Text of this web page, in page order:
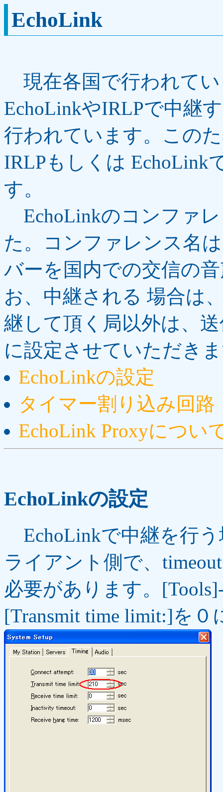
EchoLink
現在各国で行われて
EchoLinkやIRLPで中継
行われています。この
IRLPもしくは EchoLink
す。
EchoLinkのコンファ
た。コンファレンス名
バーを国内での交信の
お、中継される 場合は
継して頂く局以外は、
に設定させていただき
EchoLinkの設定
タイマー割り込み回路
EchoLink Proxyについ
EchoLinkの設定
EchoLinkで中継を行
ライアント側で、
必要があります。
[Transmit time limit:]を